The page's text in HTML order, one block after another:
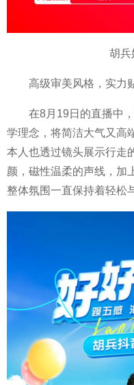
胡兵
高级审美风格，实力
在8月19日的直播中
学理念，将简洁大气又高
本人也透过镜头展示行走
颜，磁性温柔的声线，加
整体氛围一直保持着轻松